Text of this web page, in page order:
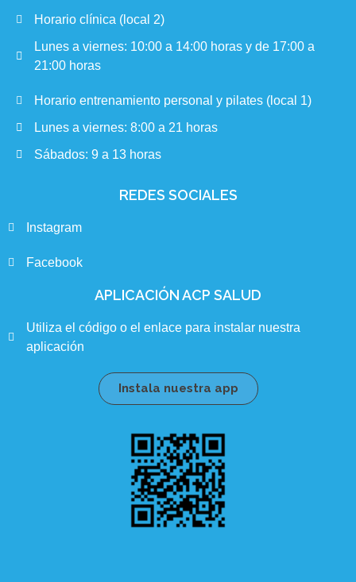
Horario clínica (local 2)
Lunes a viernes: 10:00 a 14:00 horas y de 17:00 a
21:00 horas
Horario entrenamiento personal y pilates (local 1)
Lunes a viernes: 8:00 a 21 horas
Sábados: 9 a 13 horas
REDES SOCIALES
Instagram
Facebook
APLICACIÓN ACP SALUD
Utiliza el código o el enlace para instalar nuestra
aplicación
Instala nuestra app